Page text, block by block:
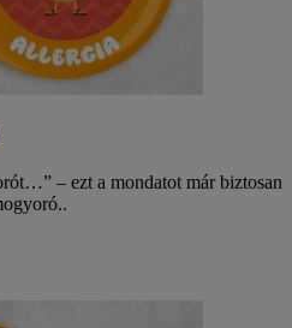
– ezt a mondatot már biztosan